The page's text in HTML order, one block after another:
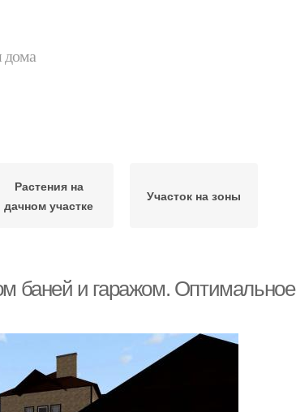
дома
Растения на
дачном участке
Участок на зоны
баней и гаражом. Оптимальное